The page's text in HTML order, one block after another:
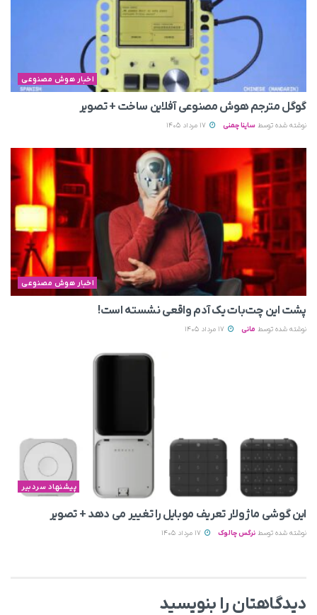
اخبار هوش مصنوعی
گوگل مترجم هوش مصنوعی آفلاین ساخت + تصویر
نوشته شده توسط ساینا چمنی
اخبار هوش مصنوعی
پشت این چت‌بات یک آدم واقعی نشسته است!
نوشته شده توسط مانی
پیشنهاد سردبیر
این گوشی ماژولار تعریف موبایل را تغییر می‌ دهد + تصویر
نوشته شده توسط نرگس چالوک
دیدگاهتان را بنویسید